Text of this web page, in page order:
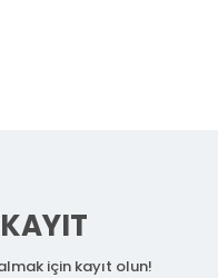
için kayıt olun!